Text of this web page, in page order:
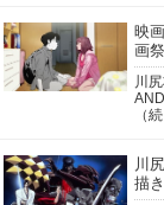
映
画
川
（
川
描